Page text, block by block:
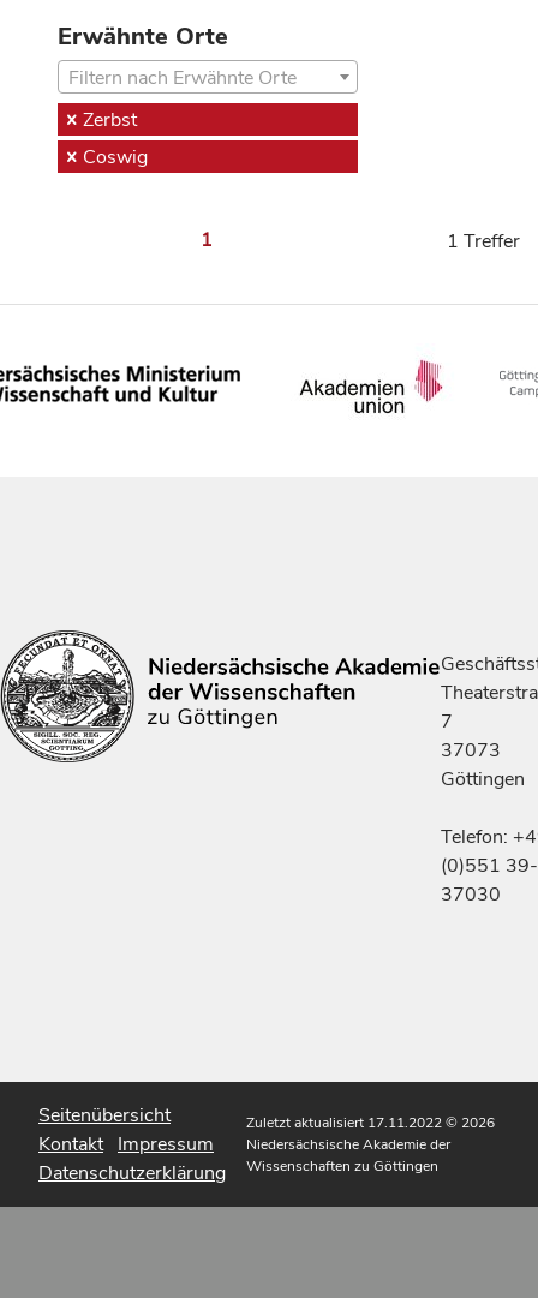
Erwähnte Orte
Filtern nach Erwähnte Orte
Zerbst
Coswig
1 1 Treffer
7
37073
Göttingen
Telefon:
(0)551 39-
37030
Seitenübersicht
Kontakt Impressum
Datenschutzerklärung
Zuletzt aktualisiert 17.11.2022© 2026
Niedersächsische Akademie der
Wissenschaften zu Göttingen